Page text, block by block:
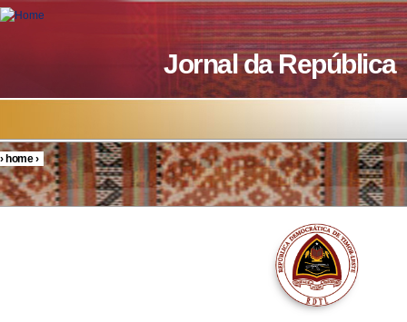
Skip to main content
Jornal da República
You are here
›home›